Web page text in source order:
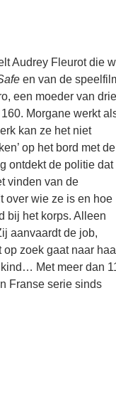
Audrey Fleurot die
en van de
een moeder van drie
Morgane werkt
kan ze het niet
op het bord met de
ontdekt de politie dat
vinden van de
over wie ze is en hoe
bij het korps. Alleen
aanvaardt de job,
zoek gaat naar
Met meer dan
Franse serie sinds